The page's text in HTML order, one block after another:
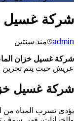
شركة غسيل خزان
admin منذ سنتين
شركة غسيل خزان
عريش حيث يتم تخزين
شركة غسيل
يؤدى تسرب المياه